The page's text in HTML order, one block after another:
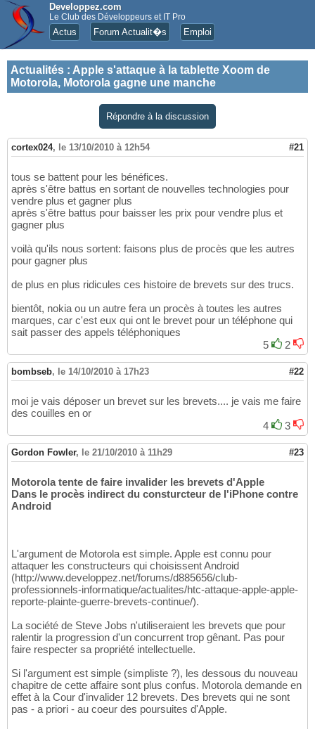
Developpez.com
Le Club des Développeurs et IT Pro
Actus Forum Actualit�s Emploi
Actualités : Apple s'attaque à la tablette Xoom de
Motorola, Motorola gagne une manche
Répondre à la discussion
cortex024, le 13/10/2010 à 12h54 #21
tous se battent pour les bénéfices.
après s'être battus en sortant de nouvelles technologies pour
vendre plus et gagner plus
après s'être battus pour baisser les prix pour vendre plus et
gagner plus
voilà qu'ils nous sortent: faisons plus de procès que les autres
pour gagner plus
de plus en plus ridicules ces histoire de brevets sur des trucs.
bientôt, nokia ou un autre fera un procès à toutes les autres
marques, car c'est eux qui ont le brevet pour un téléphone qui
sait passer des appels téléphoniques
5
2
bombseb, le 14/10/2010 à 17h23 #22
moi je vais déposer un brevet sur les brevets.... je vais me faire
des couilles en or
4
3
Gordon Fowler, le 21/10/2010 à 11h29 #23
Motorola tente de faire invalider les brevets d'Apple
Dans le procès indirect du consturcteur de l'iPhone contre
Android
L'argument de Motorola est simple. Apple est connu pour
attaquer les constructeurs qui choisissent Android
(http://www.developpez.net/forums/d885656/club-
professionnels-informatique/actualites/htc-attaque-apple-apple-
reporte-plainte-guerre-brevets-continue/).
La société de Steve Jobs n'utiliseraient les brevets que pour
ralentir la progression d'un concurrent trop gênant. Pas pour
faire respecter sa propriété intellectuelle.
Si l'argument est simple (simpliste ?), les dessous du nouveau
chapitre de cette affaire sont plus confus. Motorola demande en
effet à la Cour d'invalider 12 brevets. Des brevets qui ne sont
pas - a priori - au coeur des poursuites d'Apple.